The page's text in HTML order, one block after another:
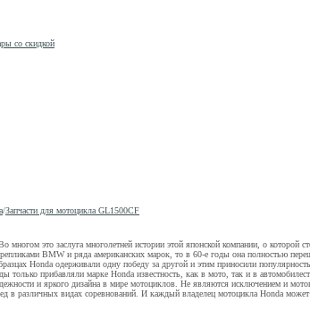
со скидкой
/Запчасти для мотоцикла GL1500CF
это заслуга многолетней истории этой японской компании, о
BMW и ряда американских марок, то в 60-е годы она полностью
Honda одерживали одну победу за другой и этим приносили
прибавляли марке Honda известность, как в мото, так и в
и яркого дизайна в мире мотоциклов. Не являются исключением и
в различных видах соревнований. И каждый владелец мотоцикла Honda может